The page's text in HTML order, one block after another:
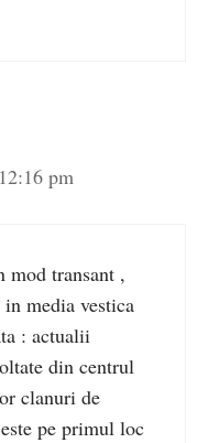
pm
mod transant ,
in media vestica
: actualii
din centrul
clanuri de
pe primul loc